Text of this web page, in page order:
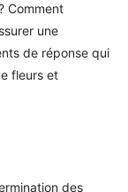
Comment
une
de réponse qui
fleurs et
des